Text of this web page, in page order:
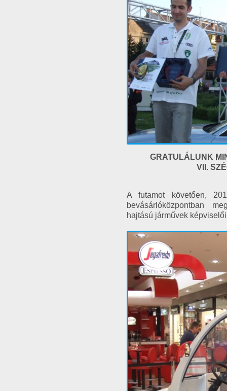
GRATULÁLUNK
VII.
A futamot követően,
bevásárlóközpontban
hajtású járművek